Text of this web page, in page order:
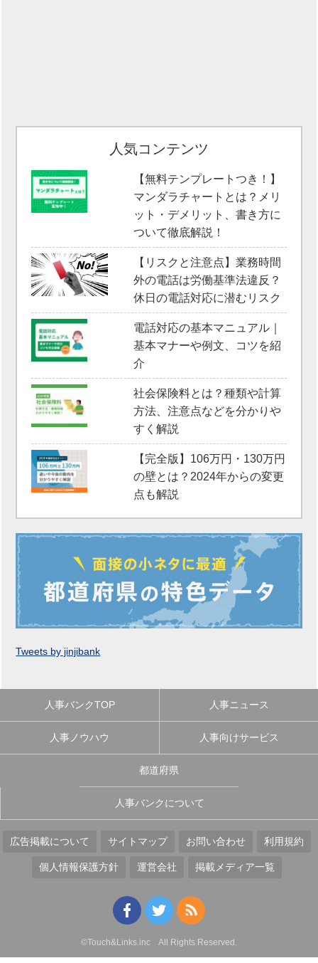
人気コンテンツ
【無料テンプレートつき！】
マンダラチャートとは？メリ
ット・デメリット、書き方に
ついて徹底解説！
【リスクと注意点】業務時間
外の電話は労働基準法違反？
休日の電話対応に潜むリスク
電話対応の基本マニュアル｜
基本マナーや例文、コツを紹
介
社会保険料とは？種類や計算
方法、注意点などを分かりや
すく解説
【完全版】106万円・130万円
の壁とは？2024年からの変更
点も解説
Tweets by jinjibank
人事バンクTOP 人事ニュース
人事ノウハウ 人事向けサービス
都道府県
人事バンクについて
広告掲載について サイトマップ お問い合わせ 利用規約
個人情報保護方針 運営会社 掲載メディア一覧
©Touch&Links.inc All Rights Reserved.